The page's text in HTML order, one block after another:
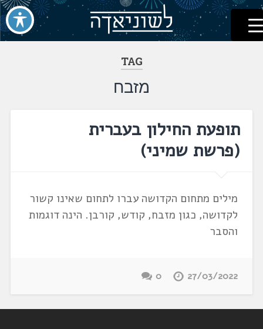
דלג
לתוכן
לשוניאדה
עברית. לשון. שפה
TAG
מזבח
תופעת החילון בעברית
(פרשת שמיני)
מילים מתחום הקדושה עברו לתחום שאינו קשור
לקדושה, כגון מזבח, קודש, קורבן. הינה דוגמות
והסבר
27/03/2022
0